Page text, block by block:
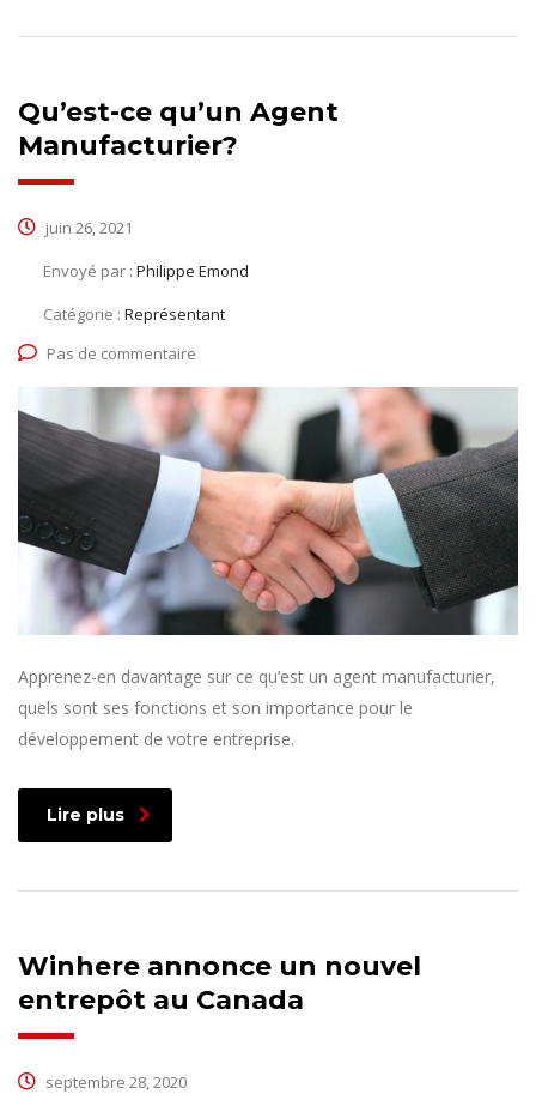
Qu’est-ce qu’un Agent
Manufacturier?
juin 26, 2021
Envoyé par : Philippe Emond
Catégorie : Représentant
Pas de commentaire
Apprenez-en davantage sur ce qu’est un agent manufacturier,
quels sont ses fonctions et son importance pour le
développement de votre entreprise.
Lire plus
Winhere annonce un nouvel
entrepôt au Canada
septembre 28, 2020